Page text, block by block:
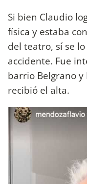
Si bien Claudio
física y estaba
del teatro, sí se
accidente. Fue
barrio Belgrano y
recibió el alta.